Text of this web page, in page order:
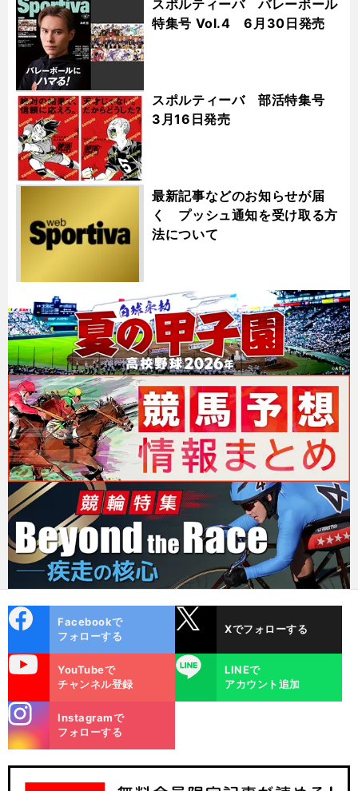
スポルティーバ バレーボール
特集号 Vol.4 6月30日発売
スポルティーバ 部活特集号
3月16日発売
最新記事などのお知らせが届
く プッシュ通知を受け取る方
法について
ok
Facebookで
フォローする
Xでフォローする
YouTubeで
チャンネル登録
LINE
LINEで
アカウント追加
m
Instagramで
フォローする